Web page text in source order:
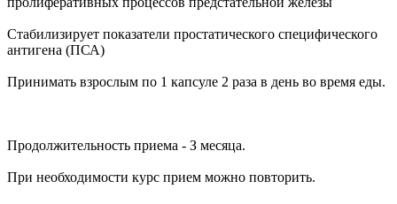
Стабилизирует показатели простатического специфического
антигена (ПСА)
Принимать взрослым по 1 капсуле 2 раза в день во время еды.
Продолжительность приема - З месяца.
При необходимости курс прием можно повторить.